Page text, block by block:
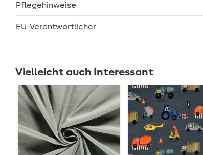
Pflegehinweise
EU-Verantwortlicher
Vielleicht auch Interessant